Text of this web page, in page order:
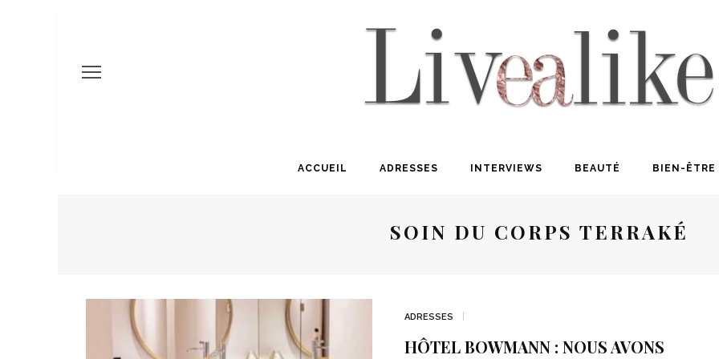
ACCUEIL ADRESSES INTERVIEWS BEAUTÉ BIEN-ÊTRE
SOIN DU CORPS TERRAKÉ
ADRESSES
HÔTEL BOWMANN : NOUS AVONS